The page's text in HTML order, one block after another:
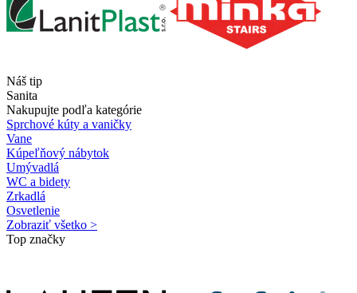
Náš tip
Sanita
Nakupujte podľa kategórie
Sprchové kúty a vaničky
Vane
Kúpeľňový nábytok
Umývadlá
WC a bidety
Zrkadlá
Osvetlenie
Zobraziť všetko >
Top značky